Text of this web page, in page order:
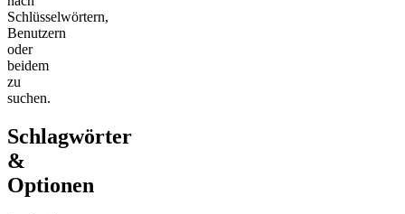
Schlüsselwörtern,
Benutzern
oder
beidem
zu
suchen.
Schlagwörter
&
Optionen